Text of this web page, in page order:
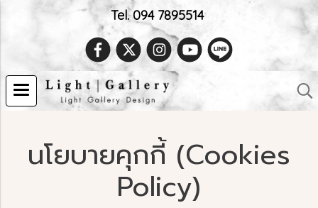
Tel. 094 7895514
นโยบายคุกกี้ (Cookies
Policy)